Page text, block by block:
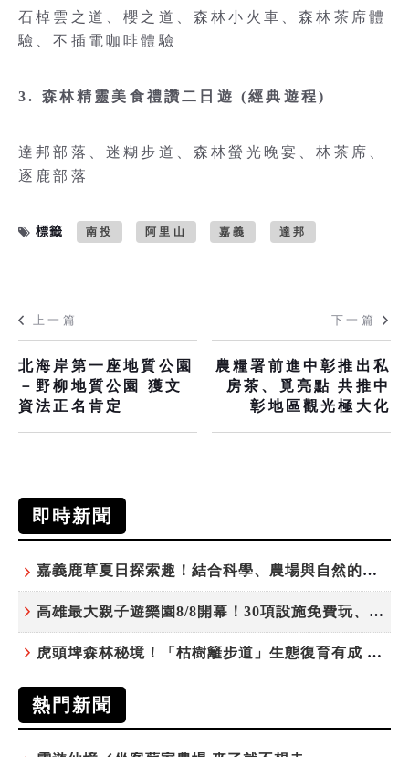
石棹雲之道、櫻之道、森林小火車、森林茶席體
驗、不插電咖啡體驗
3. 森林精靈美食禮讚二日遊 (經典遊程)
達邦部落、迷糊步道、森林螢光晚宴、林茶席、
逐鹿部落
標籤 南投 阿里山 嘉義 達邦
上一篇
北海岸第一座地質公園
－野柳地質公園 獲文
資法正名肯定
下一篇
農糧署前進中彰推出私
房茶、覓亮點 共推中
彰地區觀光極大化
即時新聞
嘉義鹿草夏日探索趣！結合科學、農場與自然的親子小旅行
高雄最大親子遊樂園8/8開幕！30項設施免費玩、YOYO家族嗨翻暑假
虎頭埤森林秘境！「枯樹籬步道」生態復育有成 走進大自然生命教室
熱門新聞